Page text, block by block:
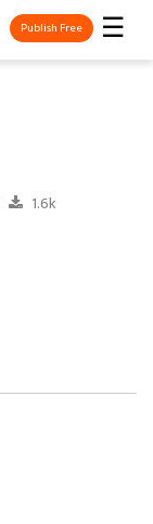
☰
Publish Free
1.6k